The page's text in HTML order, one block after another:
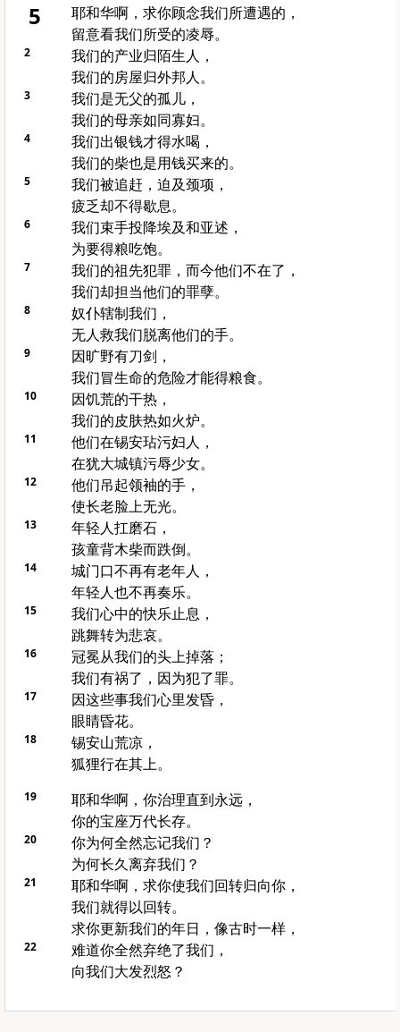
5
耶和华啊，求你顾念我们所遭遇的，
留意看我们所受的凌辱。
2
我们的产业归陌生人，
我们的房屋归外邦人。
3
我们是无父的孤儿，
我们的母亲如同寡妇。
4
我们出银钱才得水喝，
我们的柴也是用钱买来的。
5
我们被追赶，迫及颈项，
疲乏却不得歇息。
6 我们束手投降埃及和亚述 ，
为要得粮吃饱。
7
我们的祖先犯罪，而今他们不在了，
我们却担当他们的罪孽。
8
奴仆辖制我们，
无人救我们脱离他们的手。
9
因旷野有刀剑，
我们冒生命的危险才能得粮食。
10
因饥荒的干热，
我们的皮肤热如火炉。
11 他们在锡安玷污妇人，
在犹大城镇污辱少女。
12
他们吊起领袖的手，
使长老脸上无光。
13
年轻人扛磨石，
孩童背木柴而跌倒。
14
城门口不再有老年人，
年轻人也不再奏乐。
15
我们心中的快乐止息，
跳舞转为悲哀。
16
冠冕从我们的头上掉落；
我们有祸了，因为犯了罪。
17
因这些事我们心里发昏，
眼睛昏花。
18 锡安山荒凉，
狐狸行在其上。
19
耶和华啊，你治理直到永远，
你的宝座万代长存。
20
你为何全然忘记我们？
为何长久离弃我们？
21
耶和华啊，求你使我们回转归向你，
我们就得以回转。
求你更新我们的年日，像古时一样，
22
难道你全然弃绝了我们，
向我们大发烈怒？